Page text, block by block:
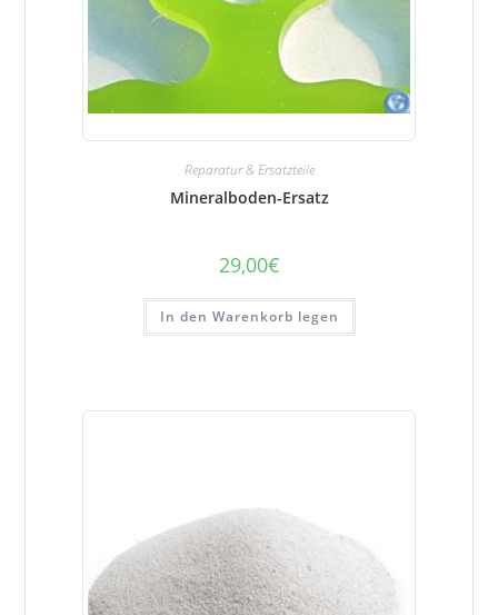
Reparatur & Ersatzteile
Mineralboden-Ersatz
29,00€
In den Warenkorb legen